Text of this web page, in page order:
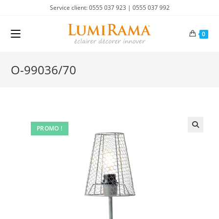
content
Service client: 0555 037 923 | 0555 037 992
0
O-99036/70
PROMO !